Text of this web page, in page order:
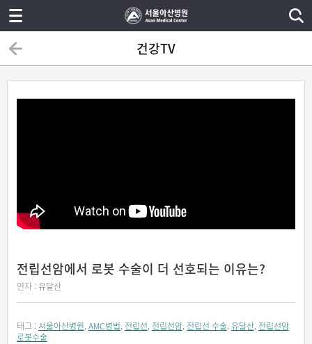
건강TV
전립선암에서 로봇 수술이 더 선호되는 이유는?
연자 : 유달산
태그 : 서울아산병원, AMC병법, 전립선, 전립선암, 전립선 수술, 유달산, 전립선암
로봇수술